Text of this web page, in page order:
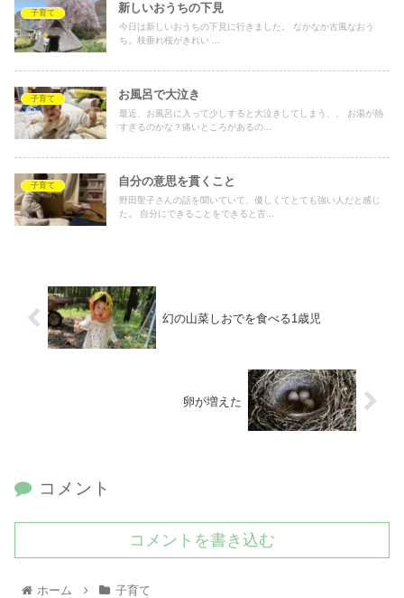
子育て 新しいおうちの下見
今日は新しいおうちの下見に行きました。 なかなか古風なおう
ち。枝垂れ桜がきれい ...
子育て お風呂で大泣き
最近、お風呂に入って少しすると大泣きしてしまう、、 お湯が熱
すぎるのかな？痛いところがあるの...
子育て 自分の意思を貫くこと
野田聖子さんの話を聞いていて、優しくてとても強い人だと感じ
た。 自分にできることをできると言...
幻の山菜しおでを食べる1歳児
卵が増えた
コメント
コメントを書き込む
ホーム 子育て